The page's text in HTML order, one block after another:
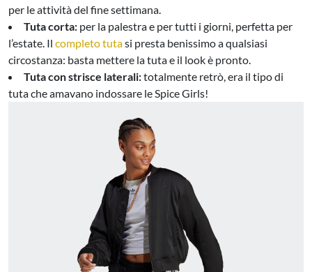
per le attività del fine settimana.
Tuta corta: per la palestra e per tutti i giorni, perfetta per
l’estate. Il completo tutasi presta benissimo a qualsiasi
circostanza: basta mettere la tuta e il look è pronto.
Tuta con strisce laterali:totalmente retrò, era il tipo di
tuta che amavano indossare le Spice Girls!